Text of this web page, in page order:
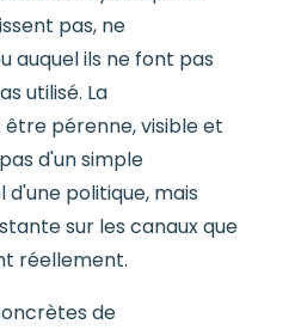
pas, ne
auquel ils ne font pas
utilisé. La
pérenne, visible et
d'un simple
politique, mais
sur les canaux que
réellement.
de